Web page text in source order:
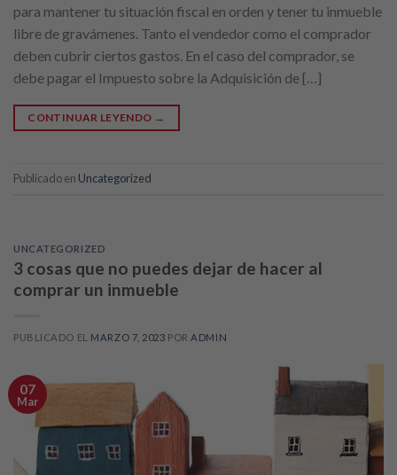
para mantener tu situación fiscal en orden y tener tu inmueble
libre de gravámenes. Tanto el vendedor como el comprador
deben cubrir ciertos gastos. En el caso del comprador, se
debe pagar el Impuesto sobre la Adquisición de […]
CONTINUAR LEYENDO →
Publicado en Uncategorized
UNCATEGORIZED
3 cosas que no puedes dejar de hacer al
comprar un inmueble
PUBLICADO EL MARZO 7, 2023 PORADMIN
07
Mar